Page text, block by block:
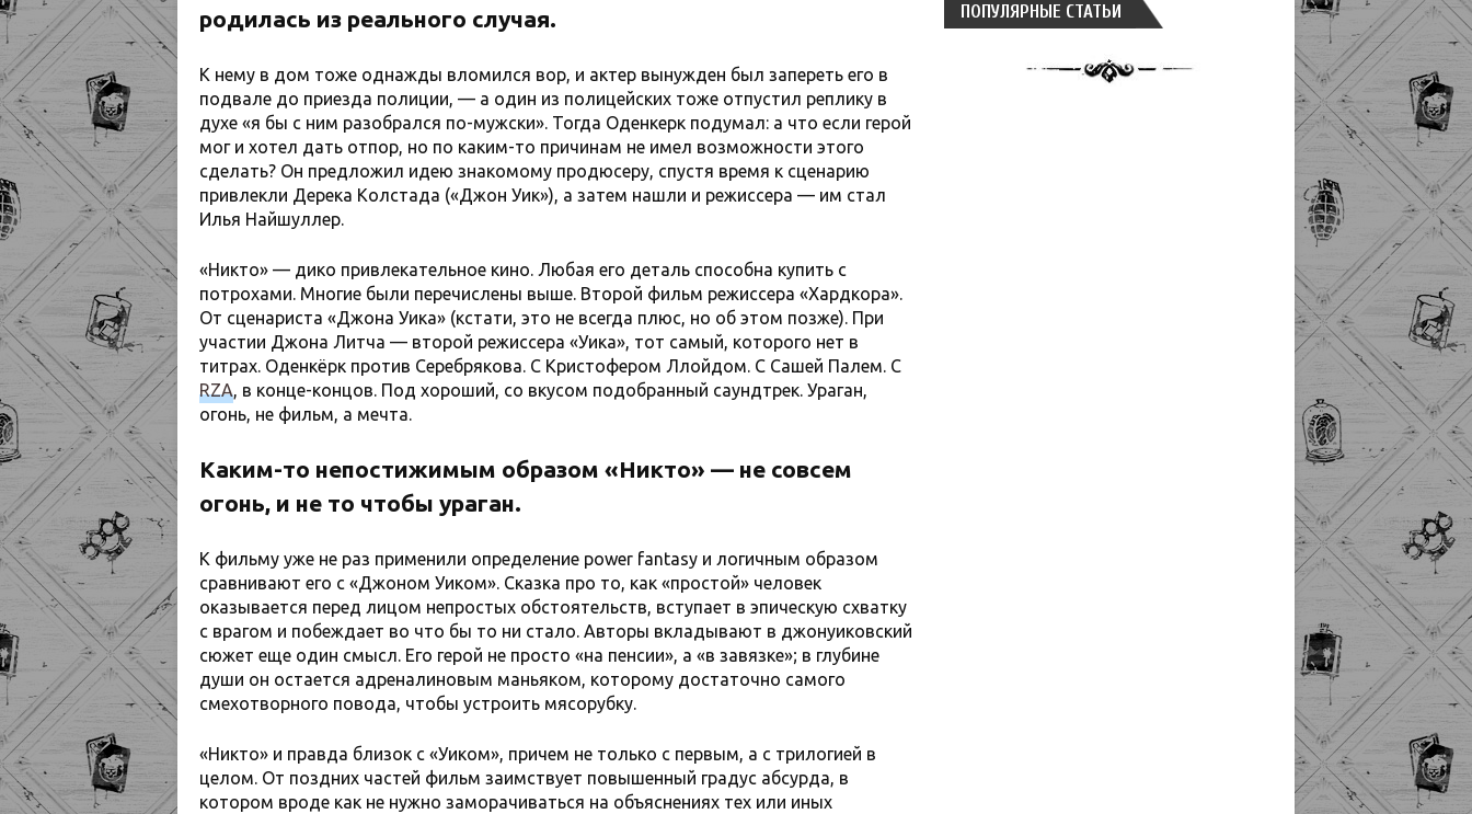
родилась из реального случая.
К нему в дом тоже однажды вломился вор, и актер вынужден был запереть его в
подвале до приезда полиции, — а один из полицейских тоже отпустил реплику в
духе «я бы с ним разобрался по-мужски». Тогда Оденкерк подумал: а что если герой
мог и хотел дать отпор, но по каким-то причинам не имел возможности этого
сделать? Он предложил идею знакомому продюсеру, спустя время к сценарию
привлекли Дерека Колстада («Джон Уик»), а затем нашли и режиссера — им стал
Илья Найшуллер.
«Никто» — дико привлекательное кино. Любая его деталь способна купить с
потрохами. Многие были перечислены выше. Второй фильм режиссера «Хардкора».
От сценариста «Джона Уика» (кстати, это не всегда плюс, но об этом позже). При
участии Джона Литча — второй режиссера «Уика», тот самый, которого нет в
титрах. Оденкёрк против Серебрякова. С Кристофером Ллойдом. С Сашей Палем. С
RZA, в конце-концов. Под хороший, со вкусом подобранный саундтрек. Ураган,
огонь, не фильм, а мечта.
Каким-то непостижимым образом «Никто» — не совсем
огонь, и не то чтобы ураган.
К фильму уже не раз применили определение power fantasy и логичным образом
сравнивают его с «Джоном Уиком». Сказка про то, как «простой» человек
оказывается перед лицом непростых обстоятельств, вступает в эпическую схватку
с врагом и побеждает во что бы то ни стало. Авторы вкладывают в джонуиковский
сюжет еще один смысл. Его герой не просто «на пенсии», а «в завязке»; в глубине
души он остается адреналиновым маньяком, которому достаточно самого
смехотворного повода, чтобы устроить мясорубку.
«Никто» и правда близок с «Уиком», причем не только с первым, а с трилогией в
целом. От поздних частей фильм заимствует повышенный градус абсурда, в
котором вроде как не нужно заморачиваться на объяснениях тех или иных
ПОПУЛЯРНЫЕ СТАТЬИ